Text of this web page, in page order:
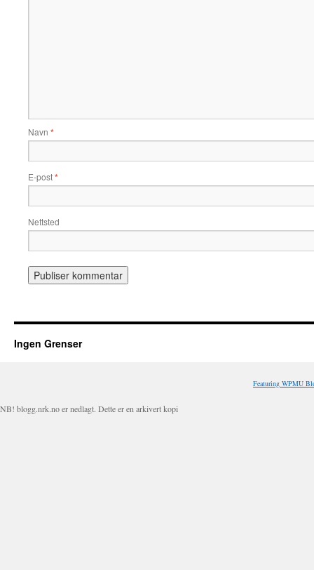
Navn *
E-post*
Nettsted
Ingen Grenser
Featuring WPMU
NB! blogg.nrk.no er nedlagt. Dette er en arkivert kopi